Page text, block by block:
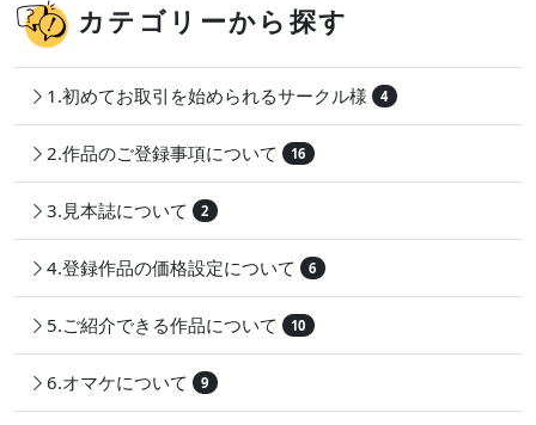
カテゴリーから探す
1.初めてお取引を始められるサークル様 4
2.作品のご登録事項について 16
3.見本誌について 2
4.登録作品の価格設定について 6
5.ご紹介できる作品について 10
6.オマケについて 9